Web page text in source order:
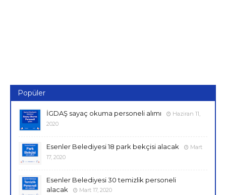
Popüler
İGDAŞ sayaç okuma personeli alımı
Haziran 11,
2020
Esenler Belediyesi 18 park bekçisi alacak
Mart
17, 2020
Esenler Belediyesi 30 temizlik personeli
alacak
Mart 17, 2020